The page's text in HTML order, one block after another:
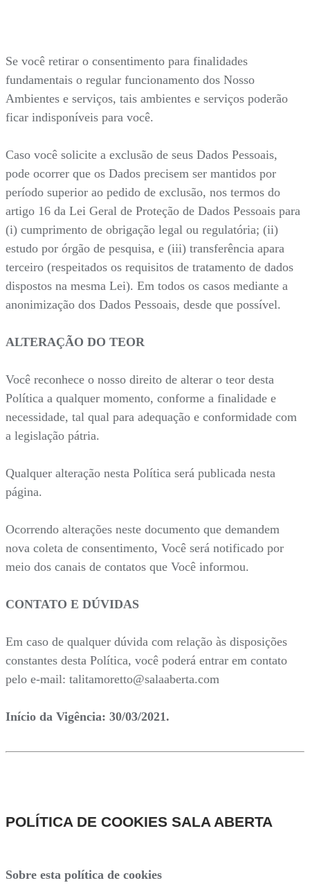
Se você retirar o consentimento para finalidades
fundamentais o regular funcionamento dos Nosso
Ambientes e serviços, tais ambientes e serviços poderão
ficar indisponíveis para você.
Caso você solicite a exclusão de seus Dados Pessoais,
pode ocorrer que os Dados precisem ser mantidos por
período superior ao pedido de exclusão, nos termos do
artigo 16 da Lei Geral de Proteção de Dados Pessoais para
(i) cumprimento de obrigação legal ou regulatória; (ii)
estudo por órgão de pesquisa, e (iii) transferência apara
terceiro (respeitados os requisitos de tratamento de dados
dispostos na mesma Lei). Em todos os casos mediante a
anonimização dos Dados Pessoais, desde que possível.
ALTERAÇÃO DO TEOR
Você reconhece o nosso direito de alterar o teor desta
Política a qualquer momento, conforme a finalidade e
necessidade, tal qual para adequação e conformidade com
a legislação pátria.
Qualquer alteração nesta Política será publicada nesta
página.
Ocorrendo alterações neste documento que demandem
nova coleta de consentimento, Você será notificado por
meio dos canais de contatos que Você informou.
CONTATO E DÚVIDAS
Em caso de qualquer dúvida com relação às disposições
constantes desta Política, você poderá entrar em contato
pelo e-mail: talitamoretto@salaaberta.com
Início da Vigência: 30/03/2021.
POLÍTICA DE COOKIES SALA ABERTA
Sobre esta política de cookies